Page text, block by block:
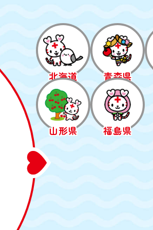
北海道 青森県
山形県 福島県